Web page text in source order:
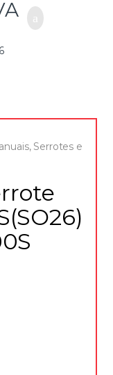
, Serrotes e